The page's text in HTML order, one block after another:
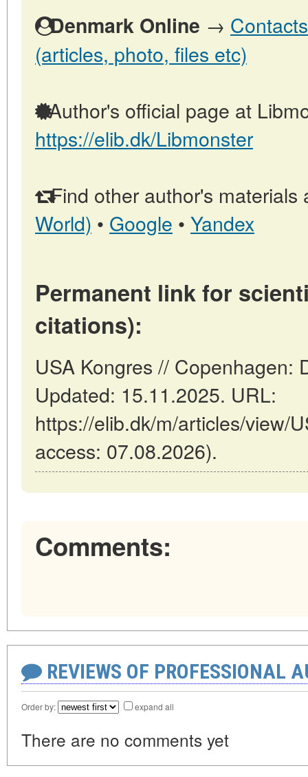
Denmark Online →
(articles, photo, files etc)
Author's official page at
https://elib.dk/Libmonster
Find other author's materials
World) • Google • Yandex
Permanent link for
citations):
USA Kongres // Copenhagen:
Updated: 15.11.2025. URL:
https://elib.dk/m/articles/view/
access: 07.08.2026).
Comments:
REVIEWS OF PROFESSIONAL
Order by: expand all
There are no comments yet